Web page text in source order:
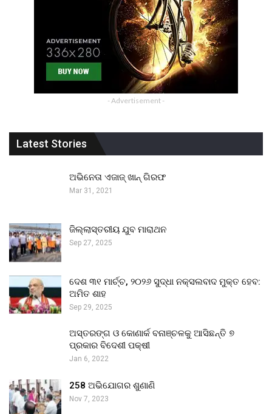
- Advertisement -
Latest Stories
ଅଭିନେତା ଏଜାଜ୍ ଖାନ୍ ଗିରଫ
Mar 31, 2021
ଜିଲ୍ଲାସ୍ତରୀୟ ଯୁବ ମାରାଥନ
Sep 27, 2025
ଦେଶ ୩୧ ମାର୍ଚ୍ଚ, ୨୦୨୬ ସୁଦ୍ଧା ନକ୍ସଲବାଦ ମୁକ୍ତ ହେବ:
ଅମିତ ଶାହ
Sep 29, 2025
ଅସ୍ତରଙ୍ଗ ଓ କୋଣାର୍କ ବନାଞ୍ଚଳକୁ ଆସିଛନ୍ତି ୭
ପ୍ରକାର ବିଦେଶୀ ପକ୍ଷୀ
Jan 6, 2022
258 ଅଭିଯୋଗର ଶୁଣାଣି
Nov 7, 2023